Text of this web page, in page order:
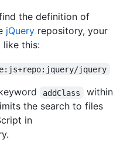
the definition of
jQueryrepository, your
like this:
jquery
addClass
within
the search to files
in